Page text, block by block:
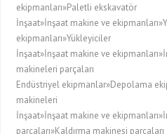
ekipmanları»Paletli ekskavatör
İnşaat»İnşaat makine ve
ekipmanları»Yükleyiciler
İnşaat»İnşaat makine ve
makineleri parçaları
Endüstriyel ekipmanlar»Depolama
makineleri
İnşaat»İnşaat makine ve
parçaları»Kaldırma makinesi parçaları